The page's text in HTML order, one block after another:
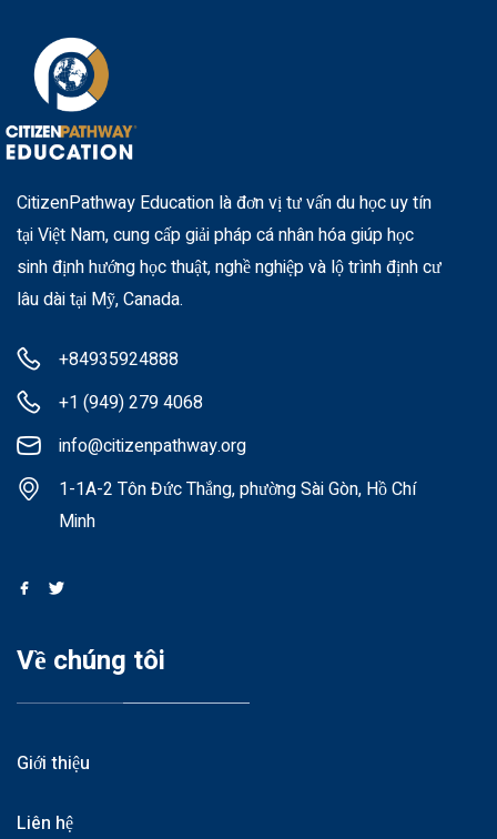
CitizenPathway Education là đơn vị tư vấn du học uy tín
tại Việt Nam, cung cấp giải pháp cá nhân hóa giúp học
sinh định hướng học thuật, nghề nghiệp và lộ trình định cư
lâu dài tại Mỹ, Canada.
+84935924888
+1 (949) 279 4068
info@citizenpathway.org
1-1A-2 Tôn Đức Thắng, phường Sài Gòn, Hồ Chí
Minh
Về chúng tôi
Giới thiệu
Liên hệ